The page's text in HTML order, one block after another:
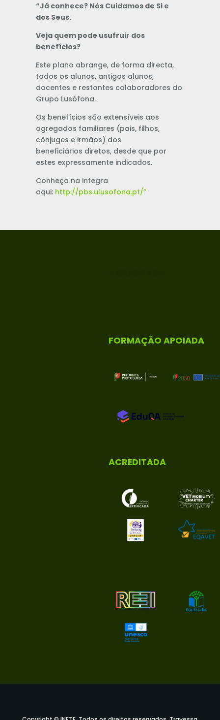
“Já conhece? Nós Cuidamos de Si e
dos Seus.
Veja quem pode usufruir dos
benefícios?
Este plano abrange, de forma directa,
todos os alunos, antigos alunos,
docentes e restantes colaboradores do
Grupo Lusófona.
Os benefícios são extensíveis aos
agregados familiares (pais, filhos,
cônjuges e irmãos) dos
beneficiários diretos, desde que por
estes expressamente indicados.
Conheça na integra
aqui: http://pbs.ulusofona.pt/”
FORMAÇÃO APOIADA
ACREDITADA